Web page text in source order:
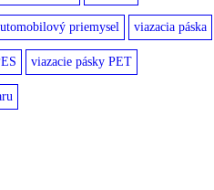
priemysel viazacia páska
viazacie pásky PET